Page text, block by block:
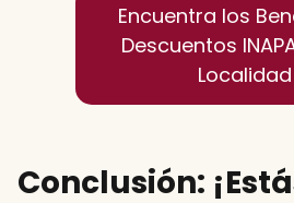
Encuentra los
Descuentos
Localidad
Conclusión: